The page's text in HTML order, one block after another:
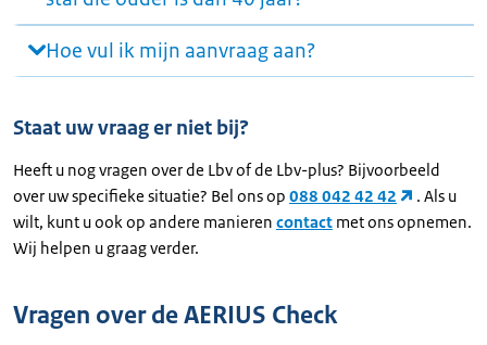
Hoe vul ik mijn aanvraag aan?
Staat uw vraag er niet bij?
Heeft u nog vragen over de Lbv of de Lbv-plus? Bijvoorbeeld
over uw specifieke situatie? Bel ons op 088 042 42 42
. Als u
wilt, kunt u ook op andere manieren contact met ons opnemen.
Wij helpen u graag verder.
Vragen over de AERIUS Check